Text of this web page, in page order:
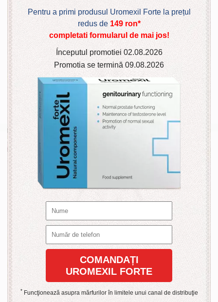
Pentru a primi produsul Uromexil Forte la prețul
redus de149 ron*
completati formularul de mai jos!
Ínceputul promotiei 02.08.2026
Promotia se termină09.08.2026
COMANDAȚI
UROMEXIL FORTE
* Funcţionează asupra mărfurilor în limitele unui canal de distribuţie